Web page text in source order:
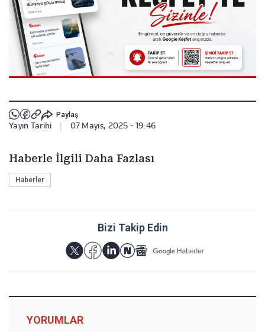
Paylaş
Yayın Tarihi 07 Mayıs, 2025 - 19:46
Haberle İlgili Daha Fazlası
Haberler
Bizi Takip Edin
YORUMLAR